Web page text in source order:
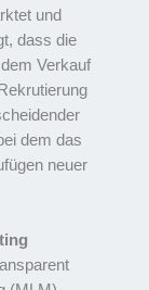
und
dass die
Verkauf
dem das
neuer